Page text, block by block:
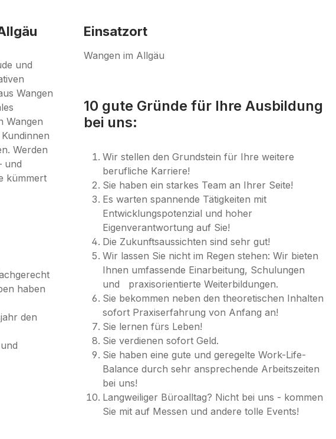
und
Wangen
Wangen
Werden
und
kümmert
haben
den
Einsatzort
Wangen im Allgäu
10 gute Gründe für Ihre Ausbildung
bei uns:
Wir stellen den Grundstein für Ihre weitere
berufliche Karriere!
Sie haben ein starkes Team an Ihrer Seite!
Es warten spannende Tätigkeiten mit
Entwicklungspotenzial und hoher
Eigenverantwortung auf Sie!
Die Zukunftsaussichten sind sehr gut!
Wir lassen Sie nicht im Regen stehen: Wir bieten
Ihnen umfassende Einarbeitung, Schulungen
und praxisorientierte Weiterbildungen.
Sie bekommen neben den theoretischen Inhalten
sofort Praxiserfahrung von Anfang an!
Sie lernen fürs Leben!
Sie verdienen sofort Geld.
Sie haben eine gute und geregelte Work-Life-
Balance durch sehr ansprechende Arbeitszeiten
bei uns!
Langweiliger Büroalltag? Nicht bei uns - kommen
Sie mit auf Messen und andere tolle Events!